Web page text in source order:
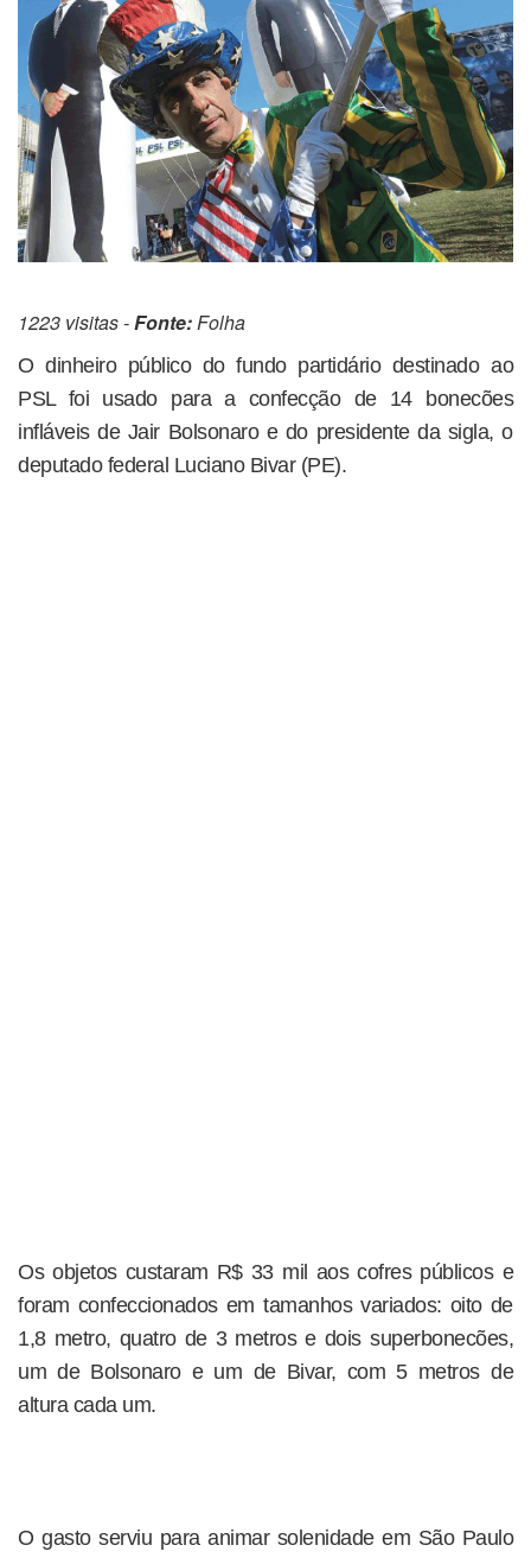
1223 visitas -Fonte:Folha
O dinheiro público do fundo partidário destinado ao
PSL foi usado para a confecção de 14 bonecões
infláveis de Jair Bolsonaro e do presidente da sigla, o
deputado federal Luciano Bivar (PE).
Os objetos custaram R$ 33 mil aos cofres públicos e
foram confeccionados em tamanhos variados: oito de
1,8 metro, quatro de 3 metros e dois superbonecões,
um de Bolsonaro e um de Bivar, com 5 metros de
altura cada um.
O gasto serviu para animar solenidade em São Paulo